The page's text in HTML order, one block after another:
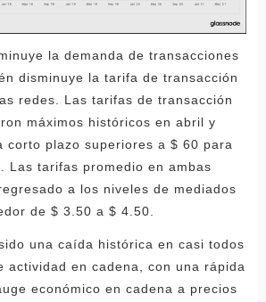
la demanda de transacciones
disminuye la tarifa de transacción
redes. Las tarifas de transacción
máximos históricos en abril y
corto plazo superiores a $ 60 para
Las tarifas promedio en ambas
a los niveles de mediados
de $ 3.50 a $ 4.50.
una caída histórica en casi todos
actividad en cadena, con una rápida
económico en cadena a precios